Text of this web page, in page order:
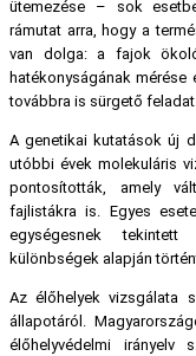
ütemezése – sok
rámutat arra, hogy a
van dolga: a fajok
hatékonyságának
továbbra is sürgető
A genetikai kutatások új
utóbbi évek molekuláris
pontosították, amely
fajlistákra is. Egyes
egységesnek
különbségek alapján
Az élőhelyek vizsgálata
állapotáról.
élőhelyvédelmi